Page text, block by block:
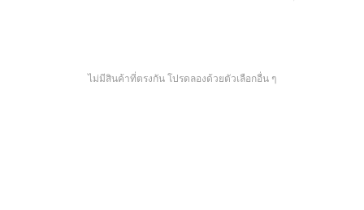
ไม่มีสินค้าที่ตรงกัน โปรดลองด้วยตัวเลือกอื่น ๆ